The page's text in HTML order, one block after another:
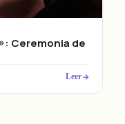
Ceremonia de
Leer